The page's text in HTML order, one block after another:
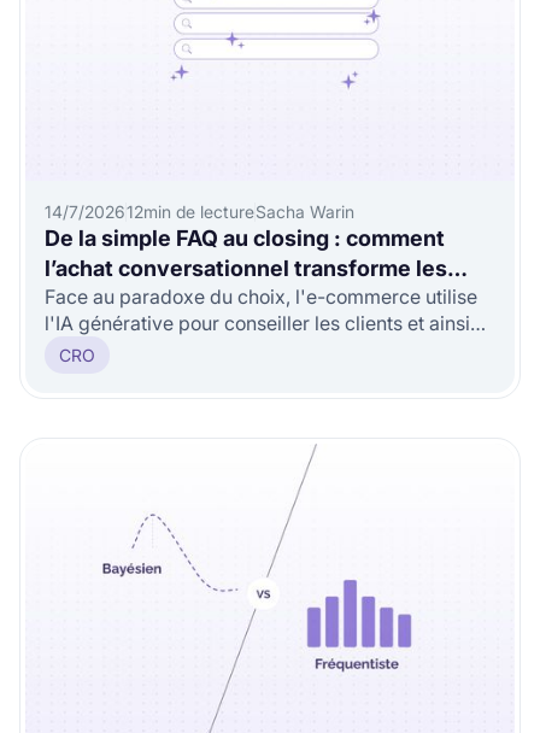
14/7/202612min de lectureSacha Warin
De la simple FAQ au closing : comment
l’achat conversationnel transforme les
visiteurs en acheteurs engagés ?
Face au paradoxe du choix, l'e-commerce utilise
l'IA générative pour conseiller les clients et ainsi
doper les conversions.
CRO